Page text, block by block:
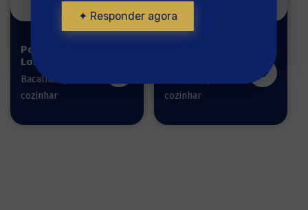
Posta do
Lombo 750g
Bacalhau pronto a
cozinhar
cozinhar
✦ Responder agora